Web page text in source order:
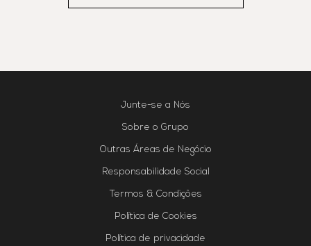
Junte-se a Nós
Sobre o Grupo
Outras Áreas de Negócio
Responsabilidade Social
Termos & Condições
Política de Cookies
Política de privacidade